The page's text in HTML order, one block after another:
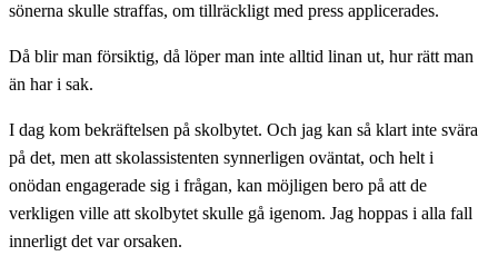
sönerna skulle straffas, om tillräckligt med press applicerades.
Då blir man försiktig, då löper man inte alltid linan ut, hur rätt man
än har i sak.
I dag kom bekräftelsen på skolbytet. Och jag kan så klart inte svära
på det, men att skolassistenten synnerligen oväntat, och helt i
onödan engagerade sig i frågan, kan möjligen bero på att de
verkligen ville att skolbytet skulle gå igenom. Jag hoppas i alla fall
innerligt det var orsaken.